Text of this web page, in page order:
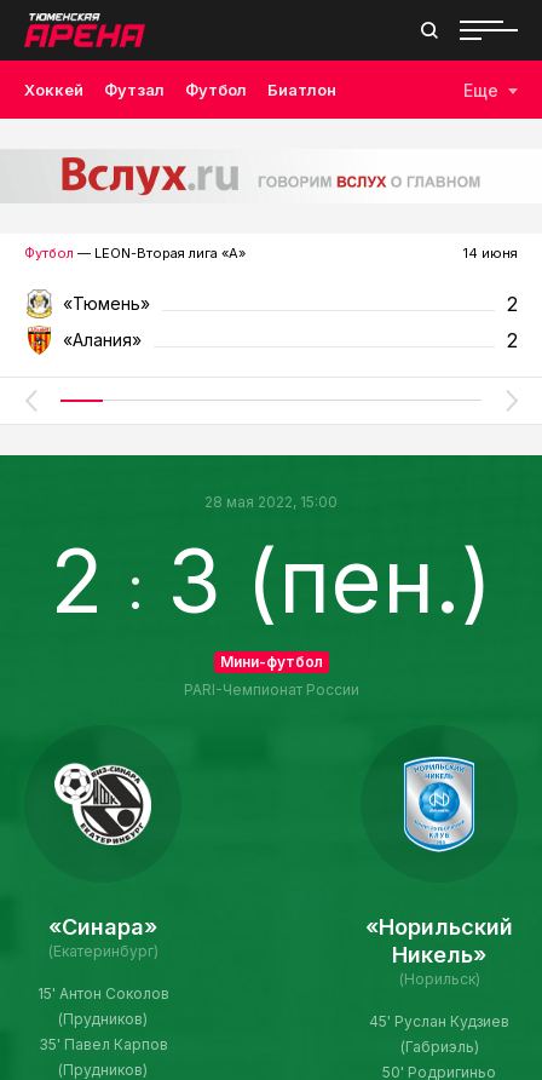
Хоккей Футзал Футбол Биатлон Еще
Футбол — LEON-Вторая лига «А» 14 июня
«Тюмень» 2
«Алания» 2
«Синара»
(Екатеринбург)
15' Антон Соколов
(Прудников)
35' Павел Карпов
(Прудников)
28 мая 2022, 15:00
2 : 3 (пен.)
Мини-футбол
PARI-Чемпионат России
«Норильский
Никель»
(Норильск)
45' Руслан Кудзиев
(Габриэль)
50' Родригиньо